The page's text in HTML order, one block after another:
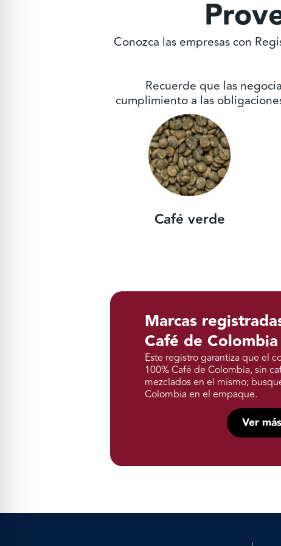
Conozca las empresas con
Recuerde que las
cumplimiento a las
Café verde
Marcas
Café de Colombia
Este registro garantiza que el
100% Café de Colombia, sin
mezclados en el mismo;
Colombia en el empaque.
Ver